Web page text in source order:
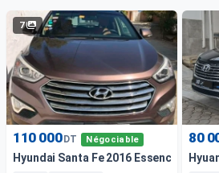
7
110 000 DT Négociable
Hyundai Santa Fe 2016 Essence 63
80